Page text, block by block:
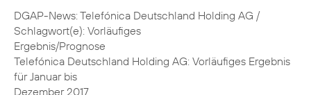
DGAP-News: Telefónica Deutschland Holding AG /
Schlagwort(e): Vorläufiges
Ergebnis/Prognose
Telefónica Deutschland Holding AG: Vorläufiges Ergebnis
für Januar bis
Dezember 2017